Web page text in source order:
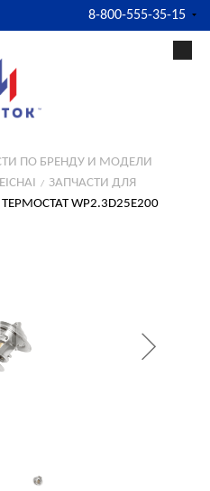
8-800-555-35-15
ПО БРЕНДУ И МОДЕЛИ
ЗАПЧАСТИ ДЛЯ
ТЕРМОСТАТ WP2.3D25E200